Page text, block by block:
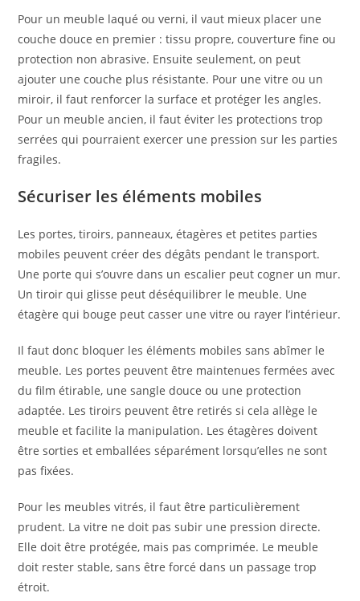
Pour un meuble laqué ou verni, il vaut mieux placer une
couche douce en premier : tissu propre, couverture fine ou
protection non abrasive. Ensuite seulement, on peut
ajouter une couche plus résistante. Pour une vitre ou un
miroir, il faut renforcer la surface et protéger les angles.
Pour un meuble ancien, il faut éviter les protections trop
serrées qui pourraient exercer une pression sur les parties
fragiles.
Sécuriser les éléments mobiles
Les portes, tiroirs, panneaux, étagères et petites parties
mobiles peuvent créer des dégâts pendant le transport.
Une porte qui s’ouvre dans un escalier peut cogner un mur.
Un tiroir qui glisse peut déséquilibrer le meuble. Une
étagère qui bouge peut casser une vitre ou rayer l’intérieur.
Il faut donc bloquer les éléments mobiles sans abîmer le
meuble. Les portes peuvent être maintenues fermées avec
du film étirable, une sangle douce ou une protection
adaptée. Les tiroirs peuvent être retirés si cela allège le
meuble et facilite la manipulation. Les étagères doivent
être sorties et emballées séparément lorsqu’elles ne sont
pas fixées.
Pour les meubles vitrés, il faut être particulièrement
prudent. La vitre ne doit pas subir une pression directe.
Elle doit être protégée, mais pas comprimée. Le meuble
doit rester stable, sans être forcé dans un passage trop
étroit.